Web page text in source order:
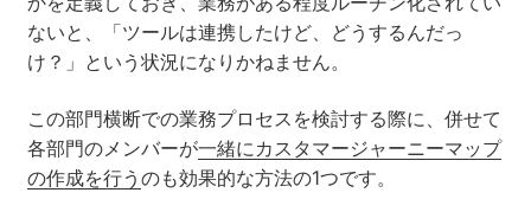
ないと、「ツールは連携したけど、どうするんだっ
け？」という状況になりかねません。
この部門横断での業務プロセスを検討する際に、併せて
各部門のメンバーが一緒にカスタマージャーニーマップ
の作成を行う のも効果的な方法の1つです。